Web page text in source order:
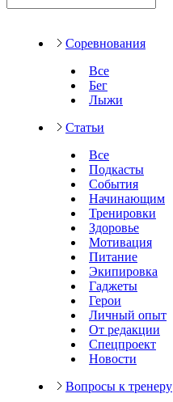
Соревнования
Все
Бег
Лыжи
Статьи
Все
Подкасты
События
Начинающим
Тренировки
Здоровье
Мотивация
Питание
Экипировка
Гаджеты
Герои
Личный опыт
От редакции
Спецпроект
Новости
Вопросы к тренеру